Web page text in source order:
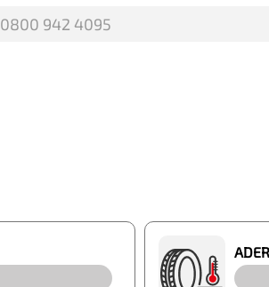
0800 942 4095